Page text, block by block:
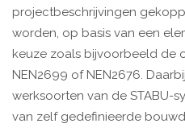
projectbeschrijvingen
worden, op basis van een
keuze zoals bijvoorbeeld de
NEN2699 of NEN2676.
werksoorten van de STABU-
van zelf gedefinieerde